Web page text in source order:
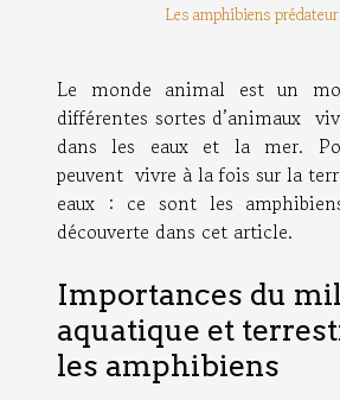
Les amphibiens
Le monde animal est un
différentes sortes d’animaux
dans les eaux et la mer.
peuvent vivre à la fois sur la
eaux : ce sont les
découverte dans cet article.
Importances du
aquatique et
les amphibiens